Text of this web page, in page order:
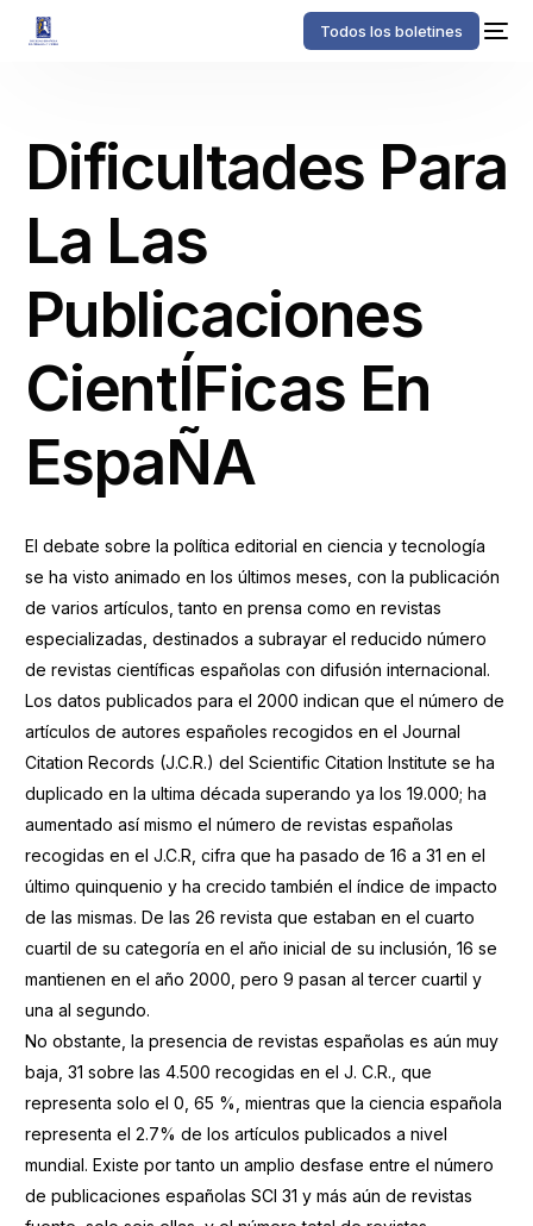
Todos los boletines
Dificultades Para
La Las
Publicaciones
CientÍFicas En
EspaÑA
El debate sobre la política editorial en ciencia y tecnología
se ha visto animado en los últimos meses, con la publicación
de varios artículos, tanto en prensa como en revistas
especializadas, destinados a subrayar el reducido número
de revistas científicas españolas con difusión internacional.
Los datos publicados para el 2000 indican que el número de
artículos de autores españoles recogidos en el Journal
Citation Records (J.C.R.) del Scientific Citation Institute se ha
duplicado en la ultima década superando ya los 19.000; ha
aumentado así mismo el número de revistas españolas
recogidas en el J.C.R, cifra que ha pasado de 16 a 31 en el
último quinquenio y ha crecido también el índice de impacto
de las mismas. De las 26 revista que estaban en el cuarto
cuartil de su categoría en el año inicial de su inclusión, 16 se
mantienen en el año 2000, pero 9 pasan al tercer cuartil y
una al segundo.
No obstante, la presencia de revistas españolas es aún muy
baja, 31 sobre las 4.500 recogidas en el J. C.R., que
representa solo el 0, 65 %, mientras que la ciencia española
representa el 2.7% de los artículos publicados a nivel
mundial. Existe por tanto un amplio desfase entre el número
de publicaciones españolas SCI 31 y más aún de revistas